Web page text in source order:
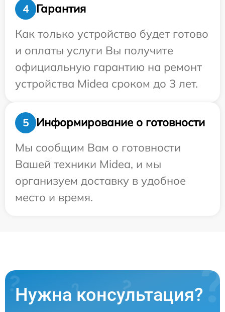
4
Гарантия
Как только устройство будет готово
и оплаты услуги Вы получите
официальную гарантию на ремонт
устройства Midea сроком до 3 лет.
5
Информирование о готовности
Мы сообщим Вам о готовности
Вашей техники Midea, и мы
организуем доставку в удобное
место и время.
Нужна консультация?